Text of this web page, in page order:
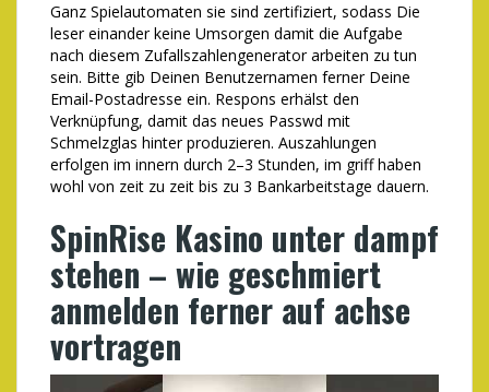
Ganz Spielautomaten sie sind zertifiziert, sodass Die
leser einander keine Umsorgen damit die Aufgabe
nach diesem Zufallszahlengenerator arbeiten zu tun
sein. Bitte gib Deinen Benutzernamen ferner Deine
Email-Postadresse ein. Respons erhälst den
Verknüpfung, damit das neues Passwd mit
Schmelzglas hinter produzieren. Auszahlungen
erfolgen im innern durch 2–3 Stunden, im griff haben
wohl von zeit zu zeit bis zu 3 Bankarbeitstage dauern.
SpinRise Kasino unter dampf
stehen – wie geschmiert
anmelden ferner auf achse
vortragen